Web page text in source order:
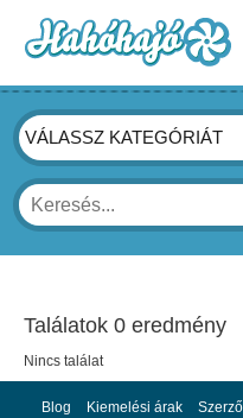
VÁLASSZ KATEGÓRIÁT
Találatok 0 eredmény
Nincs találat
Blog Kiemelési árak